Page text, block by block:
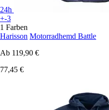
24h
+-3
1 Farben
Harisson Motorradhemd Battle
Ab 119,90 €
77,45 €